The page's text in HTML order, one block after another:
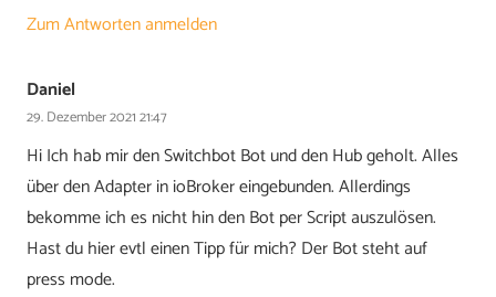
Zum Antworten anmelden
Daniel
29. Dezember 2021 21:47
Hi Ich hab mir den Switchbot Bot und den Hub geholt. Alles
über den Adapter in ioBroker eingebunden. Allerdings
bekomme ich es nicht hin den Bot per Script auszulösen.
Hast du hier evtl einen Tipp für mich? Der Bot steht auf
press mode.